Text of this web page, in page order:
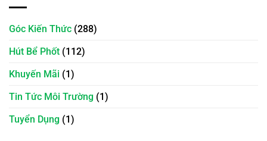
Góc Kiến Thức (288)
Hút Bể Phốt (112)
Khuyến Mãi (1)
Tin Tức Môi Trường (1)
Tuyển Dụng (1)